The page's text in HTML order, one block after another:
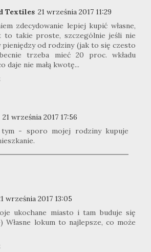
Textiles 21 września 2017 11:29
zdecydowanie lepiej kupić własne,
to takie proste, szczególnie jeśli nie
pieniędzy od rodziny (jak to się czesto
trzeba mieć 20 proc. wkładu
daje nie małą kwotę...
21 września 2017 17:56
- sporo mojej rodziny kupuje
września 2017 13:05
ukochane miasto i tam buduje się
Własne lokum to najlepsze, co może